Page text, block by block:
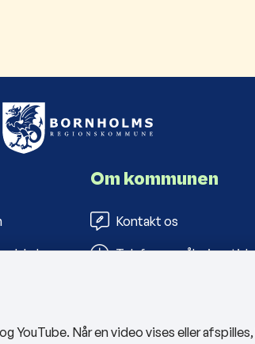
Om kommunen
Kontakt os
Telefon- og
YouTube. Når en video vises eller